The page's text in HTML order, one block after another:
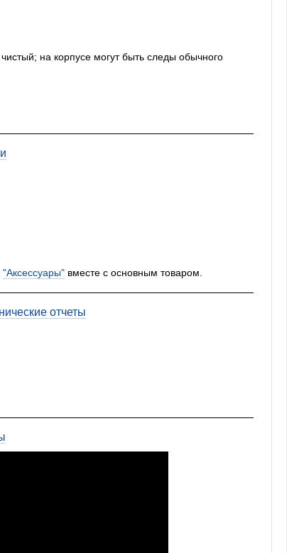
на корпусе могут быть следы обычного
"Аксессуары" вместе с основным товаром.
отчеты